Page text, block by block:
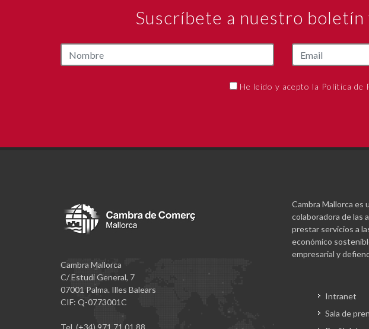
Suscríbete a nuestro
He leído y acepto la Política de
Cambra Mallorca
C/ Estudi General, 7
07001 Palma. Illes Balears
CIF: Q-0773001C
Cambra Mallorca es
colaboradora de las
prestar servicios a
económico
empresarial y
Intranet
Sala de